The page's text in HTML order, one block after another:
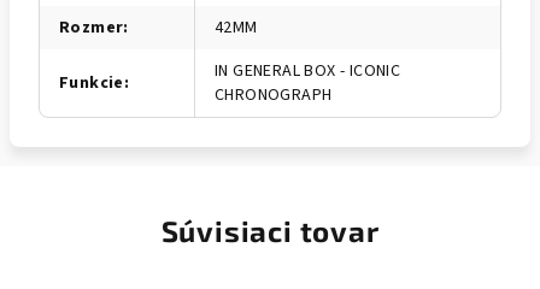
Rozmer: 42MM
Funkcie:
IN GENERAL BOX - ICONIC
CHRONOGRAPH
Súvisiaci tovar